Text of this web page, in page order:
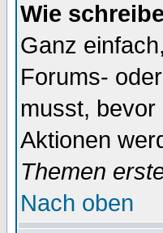
Wie
Ganz
Forums-
musst,
Aktionen
Themen
Nach oben